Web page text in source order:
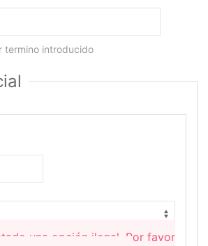
termino introducido
una opción ilegal. Por favor